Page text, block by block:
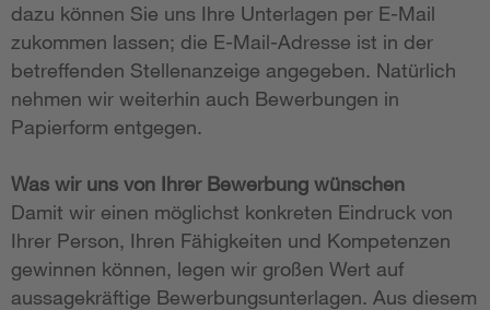
dazu können Sie uns Ihre Unterlagen per E-Mail
zukommen lassen; die E-Mail-Adresse ist in der
betreffenden Stellenanzeige angegeben. Natürlich
nehmen wir weiterhin auch Bewerbungen in
Papierform entgegen.
Was wir uns von Ihrer Bewerbung wünschen
Damit wir einen möglichst konkreten Eindruck von
Ihrer Person, Ihren Fähigkeiten und Kompetenzen
gewinnen können, legen wir großen Wert auf
aussagekräftige Bewerbungsunterlagen. Aus diesem